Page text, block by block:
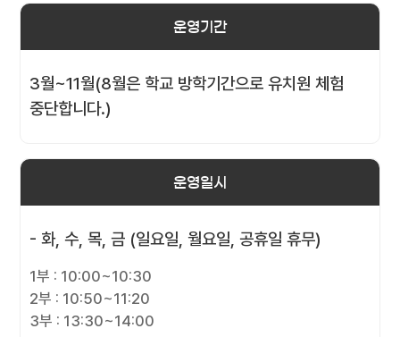
운영기간
3월~11월(8월은 학교 방학기간으로 유치원 체험
중단합니다.)
운영일시
- 화, 수, 목, 금 (일요일, 월요일, 공휴일 휴무)
1부 : 10:00~10:30
2부 : 10:50~11:20
3부 : 13:30~14:00